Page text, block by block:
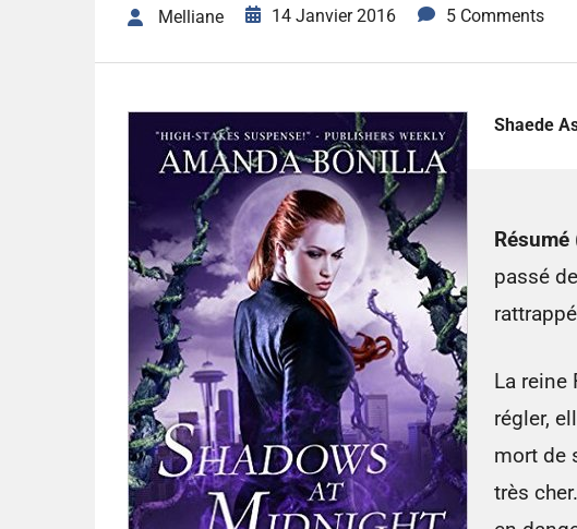
Melliane 14 Janvier 2016 5 Comments
Shaede
passé
La reine
régler,
mort de
très